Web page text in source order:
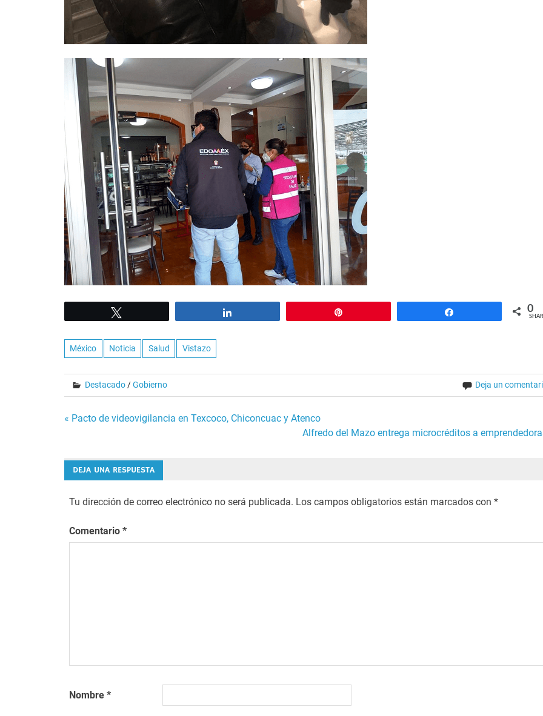
0
México Noticia Salud Vistazo
Destacado/Gobierno Deja un
Navegación
entradas
« Pacto de videovigilancia en Texcoco, Chiconcuac y Atenco
Alfredo del Mazo entrega microcréditos a
DEJA UNA RESPUESTA
Tu dirección de correo electrónico no será publicada. Los campos obligatorios están marcados con *
Comentario *
Nombre *